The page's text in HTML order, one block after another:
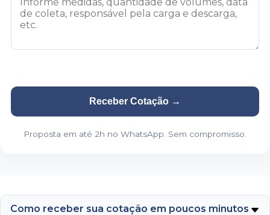
Receber Cotação →
Proposta em até 2h no WhatsApp. Sem compromisso.
Como receber sua cotação em poucos minutos